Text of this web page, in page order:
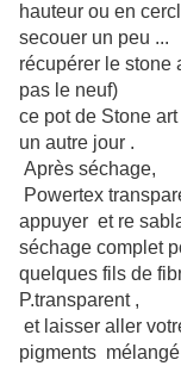
hauteur ou en
secouer un peu ...
récupérer le stone
pas le neuf)
ce pot de Stone
un autre jour .
Après séchage,
Powertex
appuyer et re
séchage complet
quelques fils de
P.transparent ,
et laisser aller
pigments